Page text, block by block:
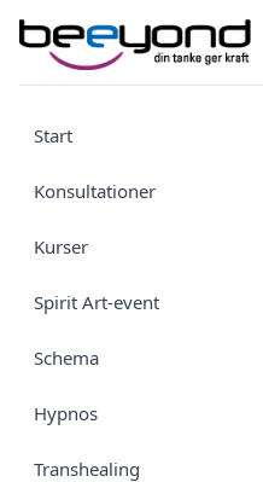
Start
Konsultationer
Kurser
Spirit Art-event
Schema
Hypnos
Transhealing